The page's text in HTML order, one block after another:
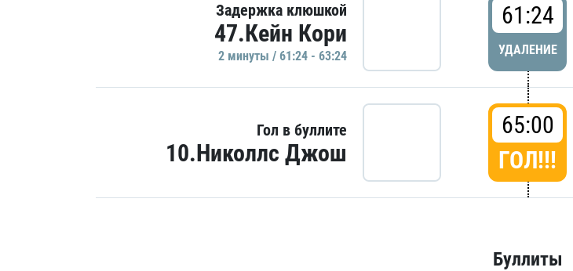
Задержка клюшкой
47.Кейн Кори
2 минуты / 61:24 - 63:24
61:24
УДАЛЕНИЕ
Гол в буллите
10.Николлс Джош
65:00
ГОЛ!!!
Буллиты